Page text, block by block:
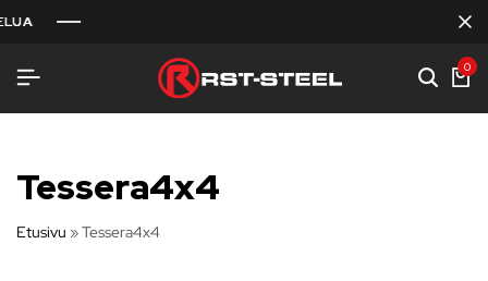
0
Tessera4x4
Etusivu »Tessera4x4